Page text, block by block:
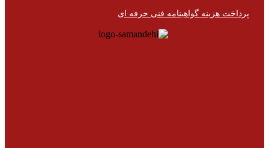
پرداخت هزینه گواهینامه فنی حرفه ای